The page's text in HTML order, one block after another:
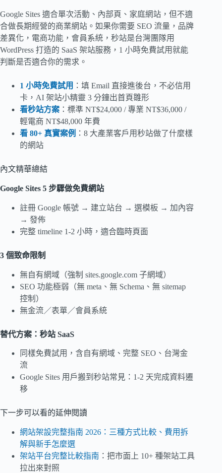
Google Sites 適合單次活動、內部頁、家庭網站，但不適
合做長期經營的商業網站。如果你需要 SEO 流量，品牌
差異化，電商功能，會員系統，秒站是台灣團隊用
WordPress 打造的 SaaS 架站服務，1 小時免費試用就能
判斷是否適合你的需求。
1 小時免費試用 ：填 Email 直接進後台，不必信用
卡，AI 架站小精靈 3 分鐘出首頁雛形
看秒站方案 ：標準 NT$24,000 / 專業 NT$36,000 /
輕電商 NT$48,000 年費
看 80+ 真實案例 ：8 大產業客戶用秒站做了什麼樣
的網站
內文精華總結
Google Sites 5 步驟做免費網站
註冊 Google 帳號 → 建立站台 → 選模板 → 加內容
→ 發佈
完整 timeline 1-2 小時，適合臨時頁面
3 個致命限制
無自有網域（強制 sites.google.com 子網域）
SEO 功能極弱（無 meta、無 Schema、無 sitemap
控制）
無金流／表單／會員系統
替代方案：秒站 SaaS
同樣免費試用，含自有網域、完整 SEO、台灣金
流
Google Sites 用戶搬到秒站常見：1-2 天完成資料遷
移
下一步可以看的延伸閱讀
網站架設完整指南 2026：三種方式比較、費用拆
解與新手怎麼選
架站平台完整比較指南 ：把市面上 10+ 種架站工具
拉出來對照